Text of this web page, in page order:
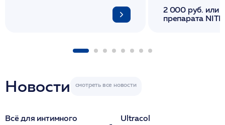
2 000 руб. или
препарата
Новости
Всё для интимного
Ultracol